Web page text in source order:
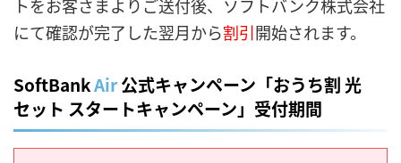
トをお客さまよりご送付後、ソフトバンク株式会社
にて確認が完了した翌月から割引開始されます。
SoftBankAir公式キャンペーン「おうち割 光
セット スタートキャンペーン」 受付期間